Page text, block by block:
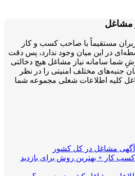
مشاغل
مستقیماً با صاحب کسب و کار
در این میان وجود ندارد، پس دقت
شما سامانه نیاز مشاغل هیچ دخالتی
جنبه‌های مختلف امنیتی را در نظر
کلیه اطلاعات شغلی مجموعه شما
آگهی مشاغل در کل کشور
کسب کار + بهترین روش برای بازدید